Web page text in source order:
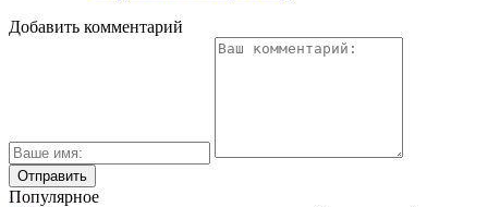
Добавить комментарий
Популярное